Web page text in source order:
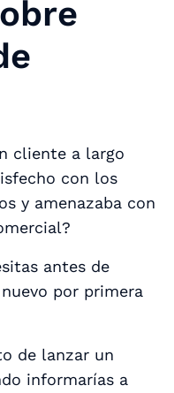
cliente a largo
con los
y amenazaba con
antes de
por primera
de lanzar un
informarías a